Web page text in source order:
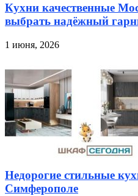
Кухни качественные
выбрать надёжный
1 июня, 2026
Недорогие стильные
Симферополе